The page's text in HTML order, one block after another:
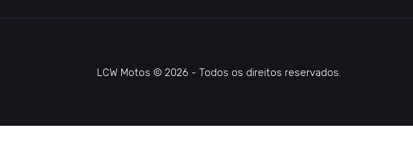
LCW Motos © 2026 - Todos os direitos reservados.